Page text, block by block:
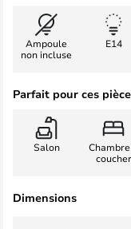
Ampoule
non incluse
E14
Parfait pour ces
Salon
coucher
Dimensions